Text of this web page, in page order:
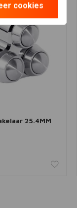
winkelwagen
25.4MM
cookies